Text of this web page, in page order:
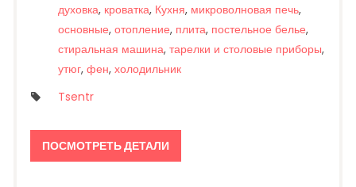
духовка, кроватка, Кухня, микроволновая печь,
основные, отопление, плита, постельное белье,
стиральная машина, тарелки и столовые приборы,
утюг, фен, холодильник
Tsentr
ПОСМОТРЕТЬ ДЕТАЛИ